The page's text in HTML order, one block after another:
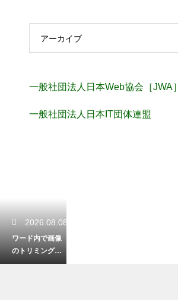
アーカイブ
一般社団法人日本Web協会［JWA］
一般社団法人日本IT団体連盟
2026.08.08
ワード内で画像
のトリミングを
行う手順！外部